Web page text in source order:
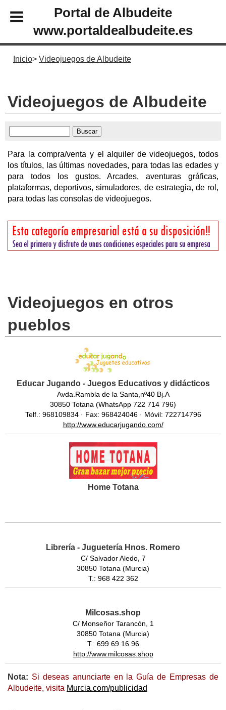
Portal de Albudeite
www.portaldealbudeite.es
Inicio Videojuegos de Albudeite
Videojuegos de Albudeite
Para la compra/venta y el alquiler de videojuegos, todos
los títulos, las últimas novedades, para todas las edades y
para todos los gustos. Arcades, aventuras gráficas,
plataformas, deportivos, simuladores, de estrategia, de rol,
para todas las consolas de videojuegos.
Videojuegos en otros
pueblos
Educar Jugando - Juegos Educativos y didácticos
Avda.Rambla de la Santa,nº40 Bj.A
30850 Totana (WhatsApp 722 714 796)
Telf.: 968109834 · Fax: 968424046 · Móvil: 722714796
http://www.educarjugando.com/
Home Totana
Librería - Juguetería Hnos. Romero
C/ Salvador Aledo, 7
30850 Totana (Murcia)
T.: 968 422 362
Milcosas.shop
C/ Monseñor Tarancón, 1
30850 Totana (Murcia)
T.: 699 69 16 96
http://www.milcosas.shop
Nota: Si deseas anunciarte en la Guía de Empresas de
Albudeite, visita Murcia.com/publicidad